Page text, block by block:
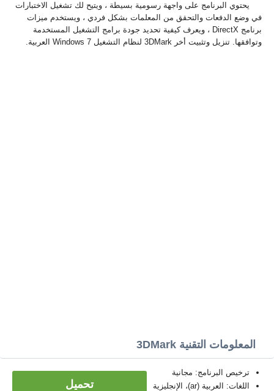
يحتوي البرنامج على واجهة رسومية بسيطة ، ويتيح لك تشغيل الاختبارات
في وضع الدفعات والتحقق من المعلمات بشكل فردي ، ويستخدم ميزات
برنامج DirectX ، ويعرف كيفية تحديد جودة برامج التشغيل المستخدمة
وتوافقها. تنزيل وتثبيت أخر 3DMark لنظام التشغيل Windows 7 العربية.
المعلومات التقنية 3DMark
تحميل
ترخيص البرنامج: مجانية
اللغات: العربية (ar)، الإنجليزية